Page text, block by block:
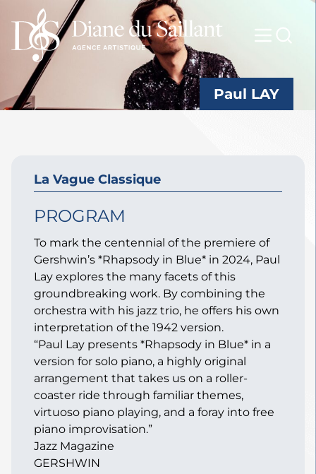
Paul LAY
La Vague Classique
PROGRAM
To mark the centennial of the premiere of
Gershwin’s *Rhapsody in Blue* in 2024, Paul
Lay explores the many facets of this
groundbreaking work. By combining the
orchestra with his jazz trio, he offers his own
interpretation of the 1942 version.
“Paul Lay presents *Rhapsody in Blue* in a
version for solo piano, a highly original
arrangement that takes us on a roller-
coaster ride through familiar themes,
virtuoso piano playing, and a foray into free
piano improvisation.”
Jazz Magazine
GERSHWIN